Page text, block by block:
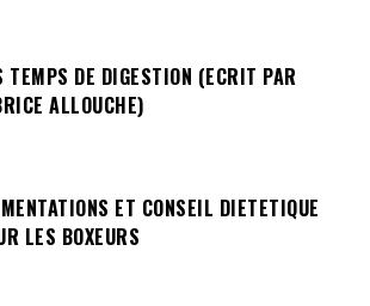
TEMPS DE DIGESTION (ECRIT PAR
ALLOUCHE)
ET CONSEIL DIETETIQUE
LES BOXEURS